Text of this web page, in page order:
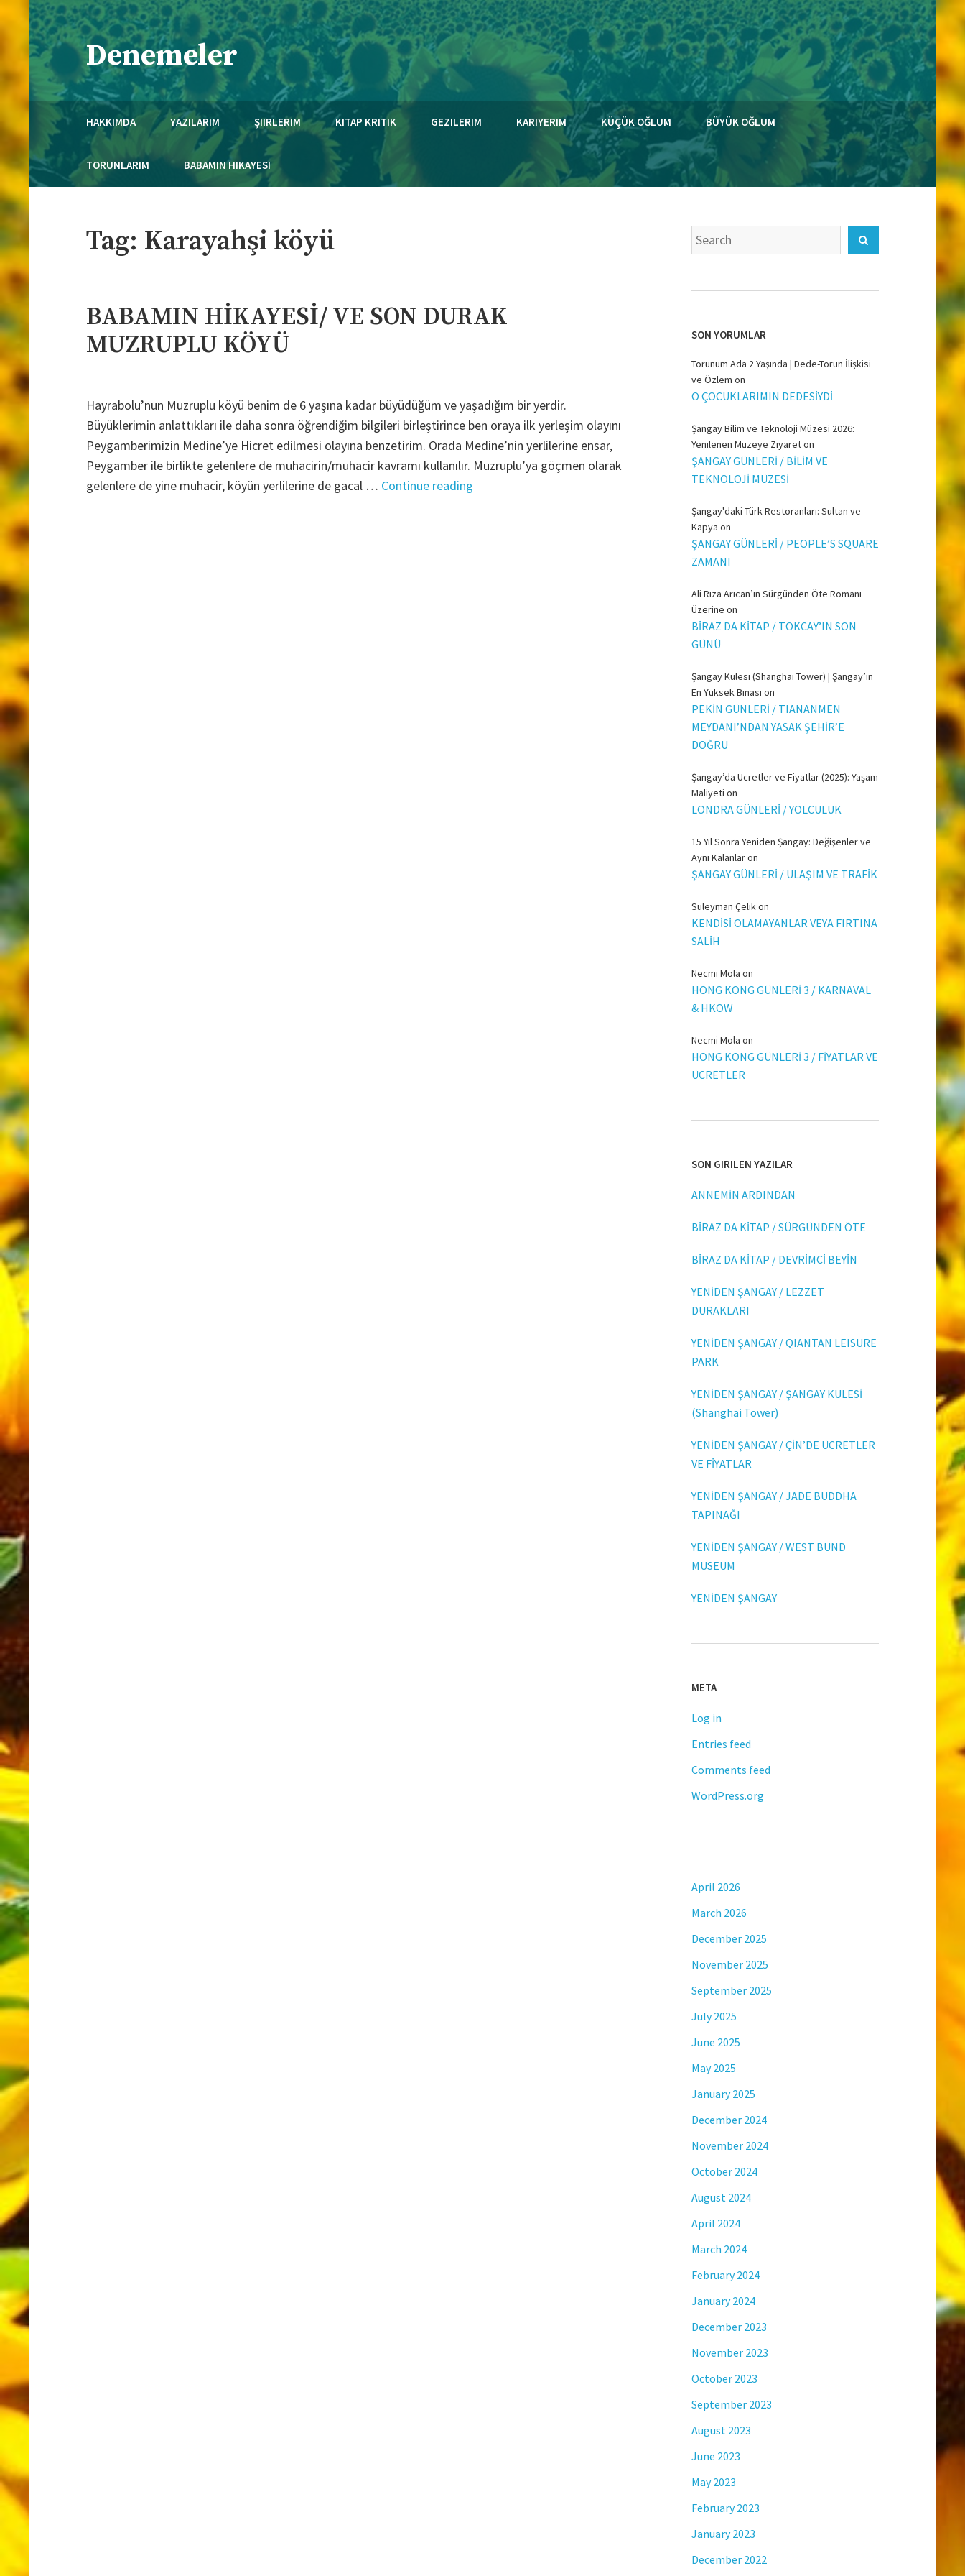
Skip
to
content
Denemeler
Necmi Mola'nın Kaleminden..
HAKKIMDA YAZILARIM ŞIIRLERIM KITAP KRITIK GEZILERIM KARIYERIM KÜÇÜK OĞLUM BÜYÜK OĞLUM
TORUNLARIM BABAMIN HIKAYESI
Tag: Karayahşi köyü
BABAMIN HİKAYESİ/ VE SON DURAK
MUZRUPLU KÖYÜ
Hayrabolu’nun Muzruplu köyü benim de 6 yaşına kadar büyüdüğüm ve yaşadığım bir yerdir.
Büyüklerimin anlattıkları ile daha sonra öğrendiğim bilgileri birleştirince ben oraya ilk yerleşim olayını
Peygamberimizin Medine’ye Hicret edilmesi olayına benzetirim. Orada Medine’nin yerlilerine ensar,
Peygamber ile birlikte gelenlere de muhacirin/muhacir kavramı kullanılır. Muzruplu’ya göçmen olarak
gelenlere de yine muhacir, köyün yerlilerine de gacal … Continue reading"BABAMIN
Search
for:
SON YORUMLAR
Torunum Ada 2 Yaşında | Dede-Torun İlişkisi
ve Özlem on
O ÇOCUKLARIMIN DEDESİYDİ
Şangay Bilim ve Teknoloji Müzesi 2026:
Yenilenen Müzeye Ziyareton
ŞANGAY GÜNLERİ / BİLİM VE
TEKNOLOJİ MÜZESİ
Şangay'daki Türk Restoranları: Sultan ve
Kapya on
ŞANGAY GÜNLERİ / PEOPLE’S SQUARE
ZAMANI
Ali Rıza Arıcan’ın Sürgünden Öte Romanı
Üzerine on
BİRAZ DA KİTAP / TOKCAY’IN SON
GÜNÜ
Şangay Kulesi (Shanghai Tower) | Şangay’ın
En Yüksek Binası on
PEKİN GÜNLERİ / TIANANMEN
MEYDANI’NDAN YASAK ŞEHİR’E
DOĞRU
Şangay’da Ücretler ve Fiyatlar (2025): Yaşam
Maliyeti on
LONDRA GÜNLERİ / YOLCULUK
15 Yıl Sonra Yeniden Şangay: Değişenler ve
Aynı Kalanlaron
ŞANGAY GÜNLERİ / ULAŞIM VE TRAFİK
Süleyman Çelikon
KENDİSİ OLAMAYANLAR VEYA FIRTINA
SALİH
Necmi Mola on
HONG KONG GÜNLERİ 3 / KARNAVAL
& HKOW
Necmi Mola on
HONG KONG GÜNLERİ 3 / FİYATLAR VE
ÜCRETLER
SON GIRILEN YAZILAR
ANNEMİN ARDINDAN
BİRAZ DA KİTAP / SÜRGÜNDEN ÖTE
BİRAZ DA KİTAP / DEVRİMCİ BEYİN
YENİDEN ŞANGAY / LEZZET
DURAKLARI
YENİDEN ŞANGAY / QIANTAN LEISURE
PARK
YENİDEN ŞANGAY / ŞANGAY KULESİ
(Shanghai Tower)
YENİDEN ŞANGAY / ÇİN’DE ÜCRETLER
VE FİYATLAR
YENİDEN ŞANGAY / JADE BUDDHA
TAPINAĞI
YENİDEN ŞANGAY / WEST BUND
MUSEUM
YENİDEN ŞANGAY
META
Log in
Entries feed
Comments feed
WordPress.org
April 2026
March 2026
December 2025
November 2025
September 2025
July 2025
June 2025
May 2025
January 2025
December 2024
November 2024
October 2024
August 2024
April 2024
March 2024
February 2024
January 2024
December 2023
November 2023
October 2023
September 2023
August 2023
June 2023
May 2023
February 2023
January 2023
December 2022